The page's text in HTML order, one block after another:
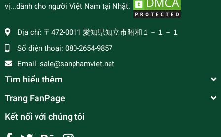
vị...dành cho người Việt Nam tại Nhật.
Địa chỉ: 〒472-0011 愛知県知立市昭和１－１－１
Số điện thoại: 080-2654-9857
Email: sale@sanphamviet.net
Tìm hiểu thêm
Trang FanPage
Kết nối với chúng tôi